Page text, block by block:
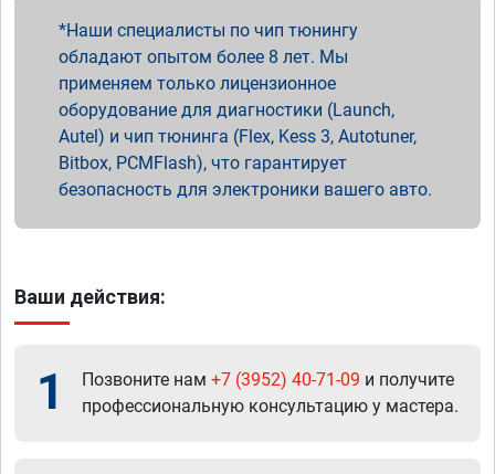
Наши специалисты по чип тюнингу
обладают опытом более 8 лет. Мы
применяем только лицензионное
оборудование для диагностики (Launch,
Autel) и чип тюнинга (Flex, Kess 3, Autotuner,
Bitbox, PCMFlash), что гарантирует
безопасность для электроники вашего авто.
Ваши действия:
1 Позвоните нам +7 (3952) 40-71-09 и получите
профессиональную консультацию у мастера.